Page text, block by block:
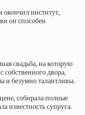
окончил институт,
он способен
свадьба, на которую
двора,
и безумно талантливы.
собирала полные
известность супруга.